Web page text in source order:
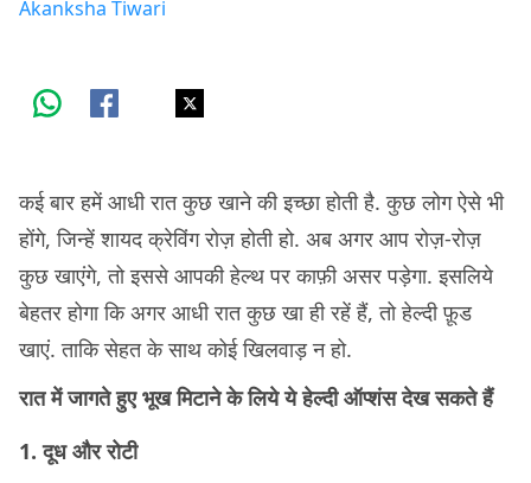
Akanksha Tiwari
कई बार हमें आधी रात कुछ खाने की इच्छा होती है. कुछ लोग ऐसे भी
होंगे, जिन्हें शायद क्रेविंग रोज़ होती हो. अब अगर आप रोज़-रोज़
कुछ खाएंगे, तो इससे आपकी हेल्थ पर काफ़ी असर पड़ेगा. इसलिये
बेहतर होगा कि अगर आधी रात कुछ खा ही रहें हैं, तो हेल्दी फ़ूड
खाएं. ताकि सेहत के साथ कोई खिलवाड़ न हो.
रात में जागते हुए भूख मिटाने के लिये ये हेल्दी ऑप्शंस देख सकते हैं
1. दूध और रोटी